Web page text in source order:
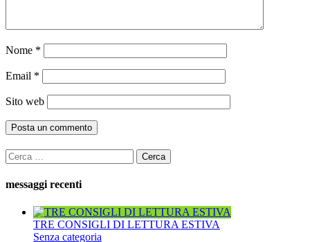
Nome *
Email *
Sito web
Ricerca
per:
messaggi recenti
TRE CONSIGLI DI LETTURA ESTIVA
Senza categoria